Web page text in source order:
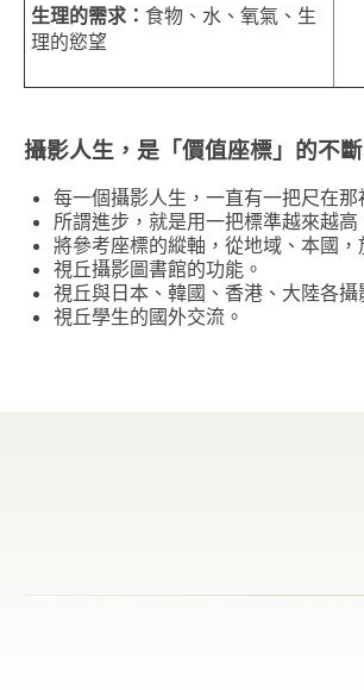
生理的需求： 食物、水、氧氣、生
理的慾望
攝影人生，是「價值座標」的不
每一個攝影人生，一直有一把尺在
所謂進步，就是用一把標準越來越
將參考座標的縱軸，從地域、本國
視丘攝影圖書館的功能。
視丘與日本、韓國、香港、大陸各
視丘學生的國外交流。